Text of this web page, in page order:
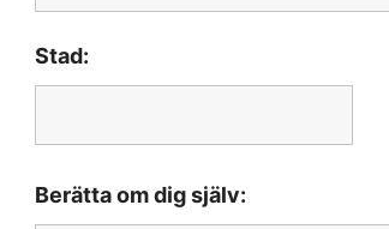
Stad:
Berätta om dig själv: